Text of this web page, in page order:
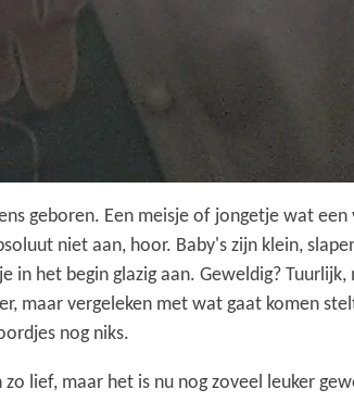
geboren. Een meisje of jongetje wat
niet aan, hoor. Baby's zijn klein,
in het begin glazig aan. Geweldig?
maar vergeleken met wat gaat komen
nog niks.
lief, maar het is nu nog zoveel leuker